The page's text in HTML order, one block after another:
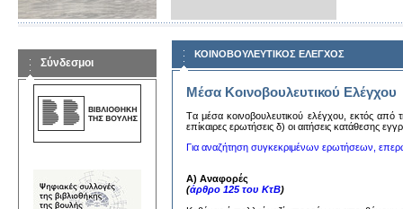
Σύνδεσμοι
ΚΟΙΝΟΒΟΥΛΕΥΤΙΚΟΣ ΕΛΕΓΧΟΣ
Μέσα Κοινοβουλευτικού Ελέγχου
Tα μέσα κoινoβoυλευτικoύ ελέγχoυ, εκτός από
επίκαιρες ερωτήσεις δ) oι αιτήσεις κατάθεσης
Για αναζήτηση συγκεκριμένων ερωτήσεων,
Α) Αναφορές
(άρθρο 125 του ΚτΒ)